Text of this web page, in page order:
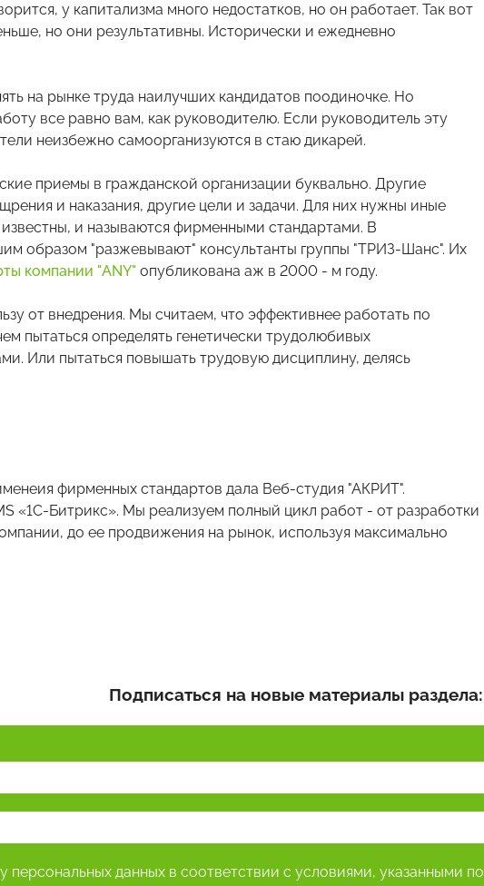
у капитализма много недостатков, но он работает. Так вот
но они результативны. Исторически и ежедневно
на рынке труда наилучших кандидатов поодиночке. Но
все равно вам, как руководителю. Если руководитель эту
неизбежно самоорганизуются в стаю дикарей.
приемы в гражданской организации буквально. Другие
и наказания, другие цели и задачи. Для них нужны иные
и называются фирменными стандартами. В
образом "разжевывают" консультанты группы "ТРИЗ-Шанс". Их
компании "ANY" опубликована аж в 2000 - м году.
от внедрения. Мы считаем, что эффективнее работать по
пытаться определять генетически трудолюбивых
Или пытаться повышать трудовую дисциплину, делясь
фирменных стандартов дала Веб-студия "АКРИТ".
«1С-Битрикс». Мы реализуем полный цикл работ - от разработки
до ее продвижения на рынок, используя максимально
Подписаться на новые материалы раздела:
персональных данных в соответствии с условиями, указанными по